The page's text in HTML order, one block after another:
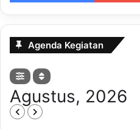
Agenda Kegiatan
Agustus, 2026